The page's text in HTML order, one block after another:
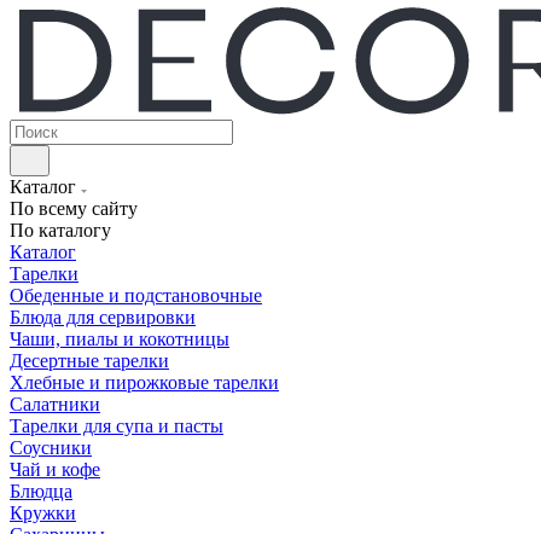
Каталог
По всему сайту
По каталогу
Каталог
Тарелки
Обеденные и подстановочные
Блюда для сервировки
Чаши, пиалы и кокотницы
Десертные тарелки
Хлебные и пирожковые тарелки
Салатники
Тарелки для супа и пасты
Соусники
Чай и кофе
Блюдца
Кружки